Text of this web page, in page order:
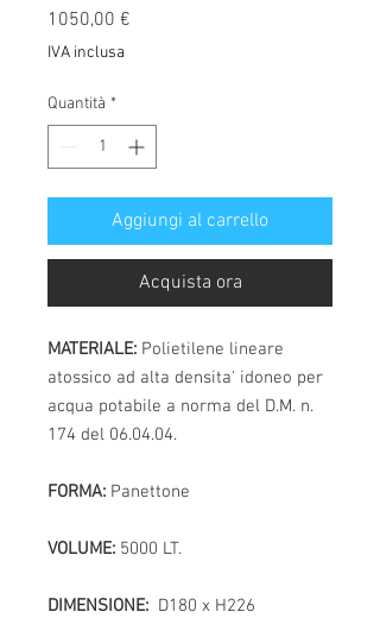
1050,00 €
IVA inclusa
Quantità *
Aggiungi al carrello
Acquista ora
MATERIALE: Polietilene lineare
atossico ad alta densita' idoneo per
acqua potabile a norma del D.M. n.
174 del 06.04.04.
FORMA: Panettone
VOLUME: 5000 LT.
DIMENSIONE: D180 x H226